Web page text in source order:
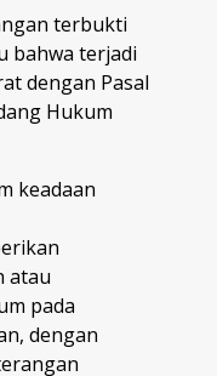
terbukti
bahwa terjadi
dengan Pasal
Hukum
keadaan
atau
pada
dengan